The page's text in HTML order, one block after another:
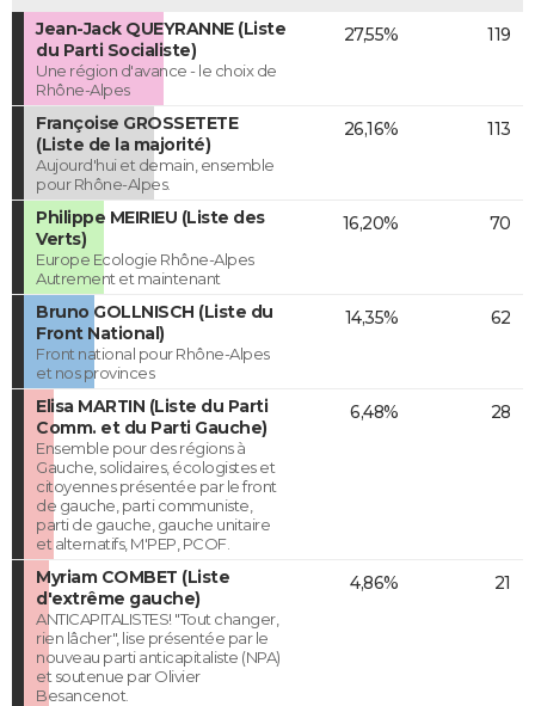
Jean-Jack QUEYRANNE (Liste
du Parti Socialiste)
Une région d'avance - le choix de
Rhône-Alpes
27,55% 119
Françoise GROSSETETE
(Liste de la majorité)
Aujourd'hui et demain, ensemble
pour Rhône-Alpes.
26,16% 113
Philippe MEIRIEU (Liste des
Verts)
Europe Ecologie Rhône-Alpes
Autrement et maintenant
16,20% 70
Bruno GOLLNISCH (Liste du
Front National)
Front national pour Rhône-Alpes
et nos provinces
14,35% 62
Elisa MARTIN (Liste du Parti
Comm. et du Parti Gauche)
Ensemble pour des régions à
Gauche, solidaires, écologistes et
citoyennes présentée par le front
de gauche, parti communiste,
parti de gauche, gauche unitaire
et alternatifs, M'PEP, PCOF.
6,48% 28
Myriam COMBET (Liste
d'extrême gauche)
ANTICAPITALISTES! "Tout changer,
rien lâcher", lise présentée par le
nouveau parti anticapitaliste (NPA)
et soutenue par Olivier
Besancenot.
4,86% 21